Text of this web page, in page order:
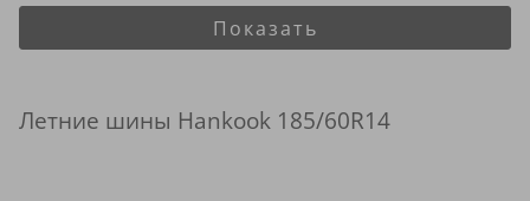
Показать
Летние шины Hankook 185/60R14